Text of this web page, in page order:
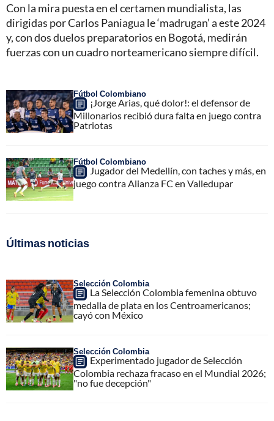
Con la mira puesta en el certamen mundialista, las
dirigidas por Carlos Paniagua le ‘madrugan’ a este 2024
y, con dos duelos preparatorios en Bogotá, medirán
fuerzas con un cuadro norteamericano siempre difícil.
Fútbol Colombiano
¡Jorge Arias, qué dolor!: el defensor de
Millonarios recibió dura falta en juego contra
Patriotas
Fútbol Colombiano
Jugador del Medellín, con taches y más, en
juego contra Alianza FC en Valledupar
Últimas noticias
Selección Colombia
La Selección Colombia femenina obtuvo
medalla de plata en los Centroamericanos;
cayó con México
Selección Colombia
Experimentado jugador de Selección
Colombia rechaza fracaso en el Mundial 2026;
"no fue decepción"